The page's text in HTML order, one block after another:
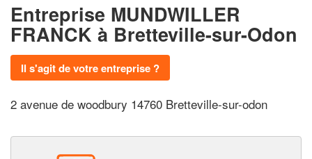
Entreprise MUNDWILLER
FRANCK à Bretteville-sur-Odon
Il s'agit de votre entreprise ?
2 avenue de woodbury 14760 Bretteville-sur-odon